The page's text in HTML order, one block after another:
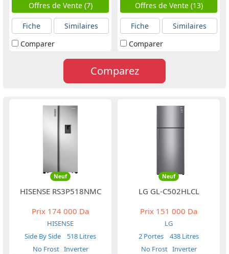
Offres de Vente (7)
Fiche
Similaires
Comparer
Offres de Vente (13)
Fiche
Similaires
Comparer
Comparez
Neuf
HISENSE RS3P518NMC
Prix 174 000 Da
HISENSE
Side By Side
518 Litres
No Frost Inverter
Neuf
LG GL-C502HLCL
Prix 151 000 Da
LG
2 Portes
438 Litres
No Frost Inverter